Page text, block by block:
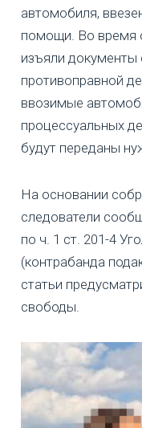
автомобиля,
помощи. Во время
изъяли документы
противоправной
ввозимые
процессуальных
будут переданы
На основании
следователи
по ч. 1 ст. 201-4
(контрабанда
статьи
свободы.